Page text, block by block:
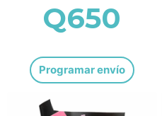
Q650
Programar envío